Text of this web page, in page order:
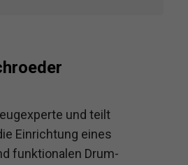
und teilt
Einrichtung eines
funktionalen Drum-